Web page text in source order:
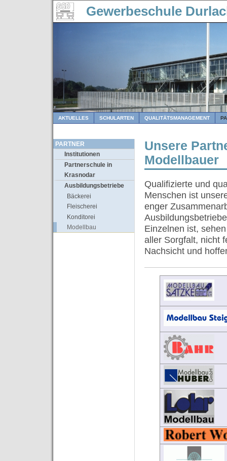
Gewerbeschule
AKTUELLES SCHULARTEN QUALITÄTSMANAGEMENT
PARTNER
Institutionen
Partnerschule in
Krasnodar
Ausbildungsbetriebe
Bäckerei
Fleischerei
Konditorei
Modellbau
Unsere
Modellbauer
Qualifizierte und
Menschen ist
enger
Einzelnen ist,
aller Sorgfalt, nicht
Nachsicht und